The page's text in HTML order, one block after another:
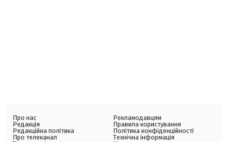
Про нас
Редакція
Редакційна політика
Про телеканал
Рекламодавцям
Правила користування
Політика конфіденційності
Технічна інформація